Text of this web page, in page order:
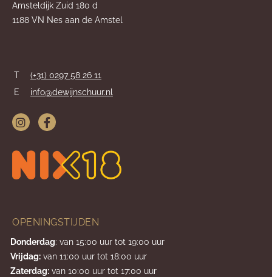
Amsteldijk Zuid 180 d
1188 VN Nes aan de Amstel
T
(+31) 0297 58 26 11
E
info@dewijnschuur.nl
OPENINGSTIJDEN
Donderdag: van 15:00 uur tot 19:00 uur
Vrijdag: van 11:00 uur tot 18:00 uur
Zaterdag: van 10:00 uur tot 17:00 uur